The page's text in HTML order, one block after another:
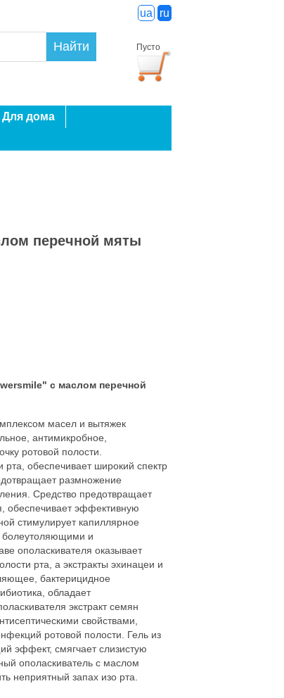
ua ru
Пусто
Найти
Для дома
перечной мяты
с маслом перечной
масел и вытяжек
антимикробное,
ротовой полости.
рта, обеспечивает широкий спектр
размножение
Средство предотвращает
обеспечивает эффективную
стимулирует капиллярное
болеутоляющими и
ополаскивателя оказывает
рта, а экстракты эхинацеи и
бактерицидное
обладает
экстракт семян
свойствами,
ротовой полости. Гель из
эффект, смягчает слизистую
ополаскиватель с маслом
неприятный запах изо рта.